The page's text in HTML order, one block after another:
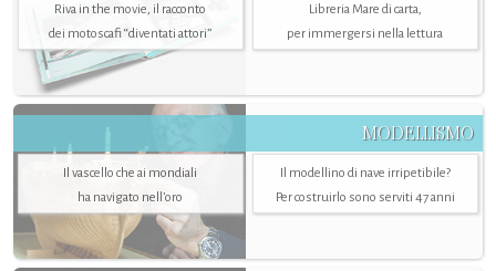
Riva in the movie, il racconto
dei motoscafi “diventati attori”
Libreria Mare di carta,
per immergersi nella lettura
MODELLISMO
Il vascello che ai mondiali
ha navigato nell’oro
Il modellino di nave irripetibile?
Per costruirlo sono serviti 47 anni